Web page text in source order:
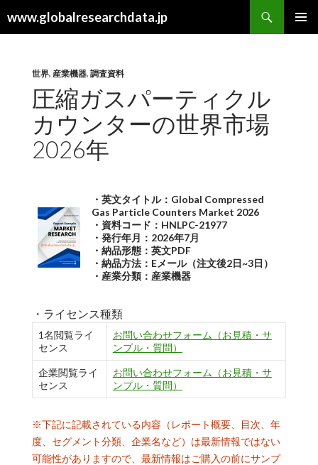
www.globalresearchdata.jp
索
世界, 産業機器, 調査資料
圧縮ガスパーティクル
カウンターの世界市場
2026年
・英文タイトル：Global Compressed
Gas Particle Counters Market 2026
・資料コード：HNLPC-21977
・発行年月：2026年7月
・納品形態：英文PDF
・納品方法：Eメール（注文後2日~3日）
・産業分類：産業機器
・ライセンス種類
1名閲覧ライ
センス
お問い合わせフォーム（お見積・サ
ンプル・質問）
企業閲覧ライ
センス
お問い合わせフォーム（お見積・サ
ンプル・質問）
※下記に記載されている内容（レポート概要、目次、年
度、セグメント分類、企業名など）は最新情報ではない
可能性がありますので、最新情報はご購入の前にサンプ